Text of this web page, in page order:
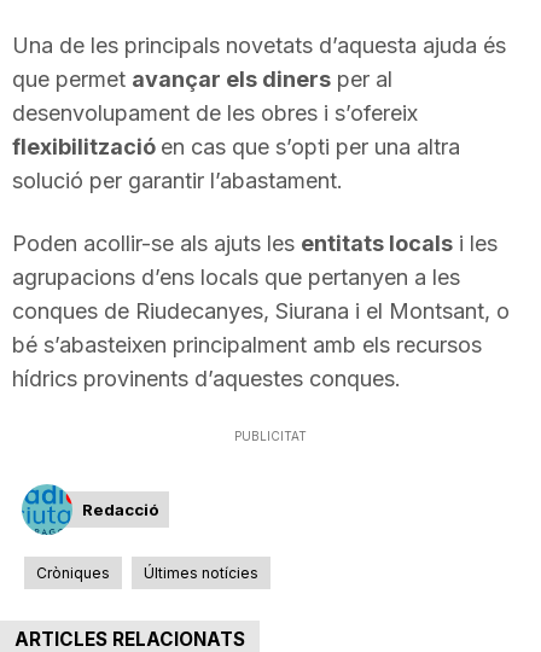
g
o
a
Una de les principals novetats d’aquesta ajuda és
que permet avançar els diners per al
desenvolupament de les obres i s’ofereix
flexibilització en cas que s’opti per una altra
solució per garantir l’abastament.
Poden acollir-se als ajuts les entitats locals i les
agrupacions d’ens locals que pertanyen a les
conques de Riudecanyes, Siurana i el Montsant, o
bé s’abasteixen principalment amb els recursos
hídrics provinents d’aquestes conques.
PUBLICITAT
Redacció
Cròniques Últimes notícies
ARTICLES RELACIONATS